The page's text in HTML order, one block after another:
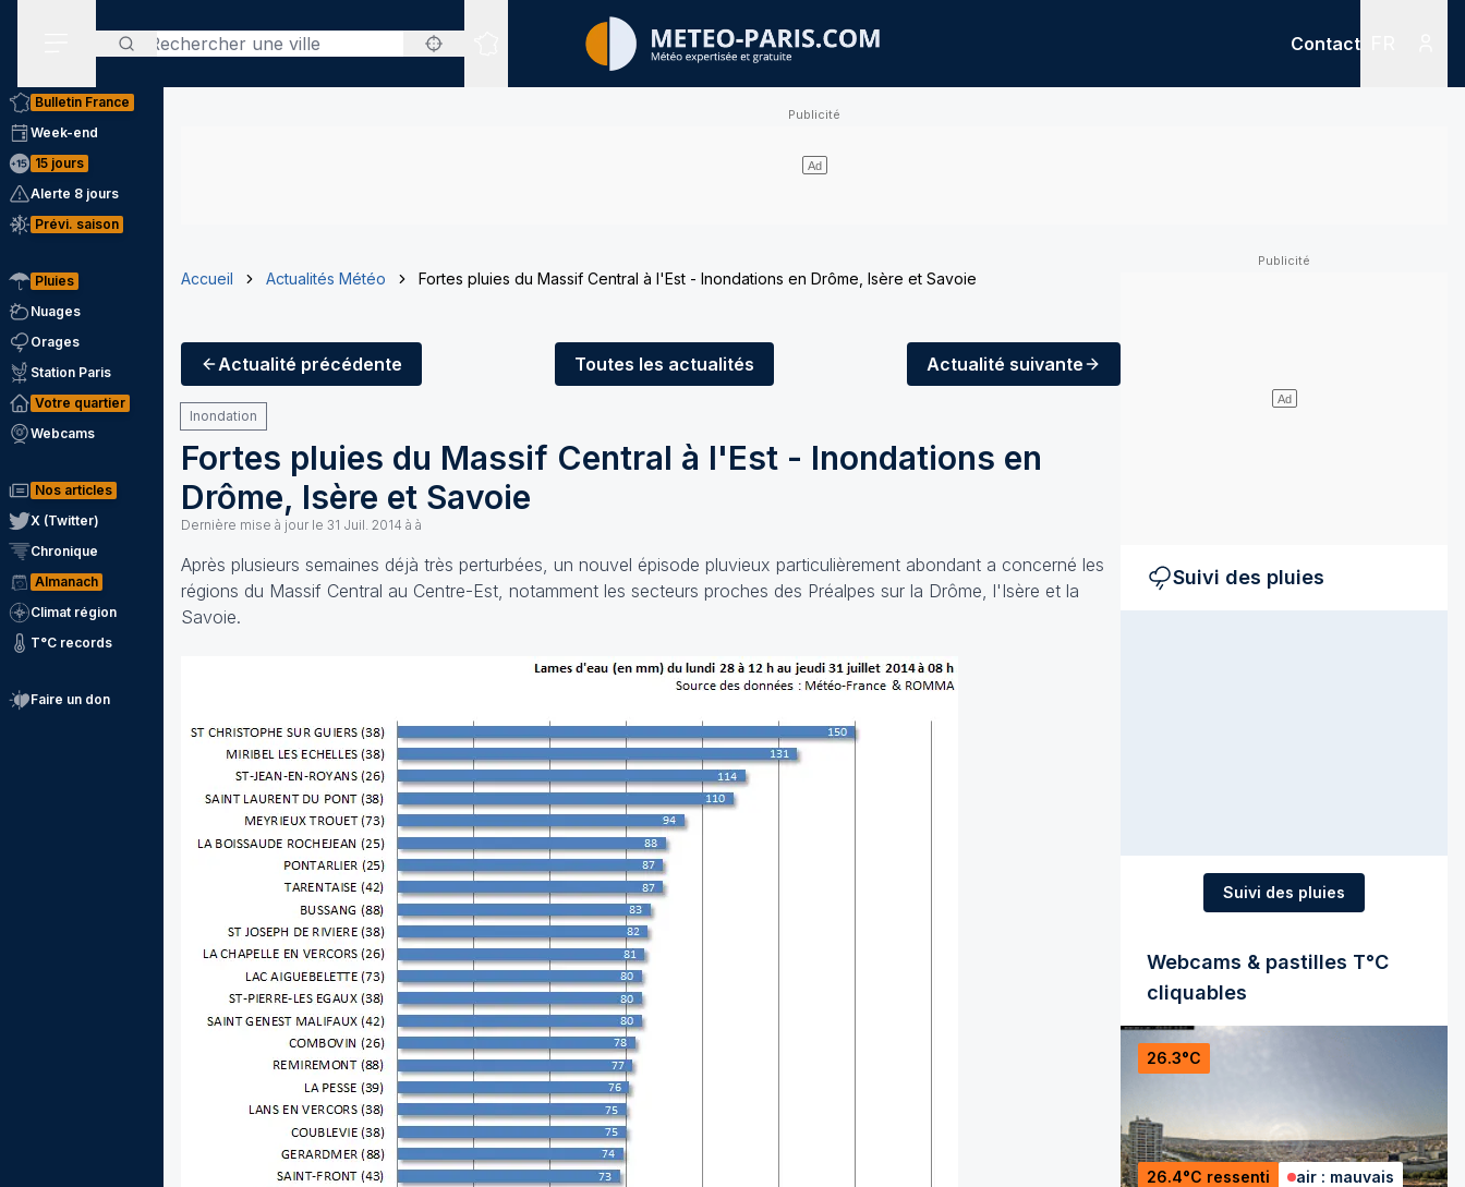
Rechercher
Sites expertisés
Contact
Bulletin France
Week-end
15 jours
Alerte 8 jours
Prévi. saison
Pluies
Nuages
Orages
Station Paris
Votre quartier
Webcams
Nos articles
X (Twitter)
Chronique
Almanach
Climat région
T°C records
Faire un don
Accueil Actualités Météo Fortes pluies du Massif Central à l'Est - Inondations en Drôme, Isère et Savoie
Actualité précédente Toutes les actualités Actualité suivante
Inondation
Fortes pluies du Massif Central à l'Est - Inondations en
Drôme, Isère et Savoie
Dernière mise à jour le 31 Juil. 2014 à à
Après plusieurs semaines déjà très perturbées, un nouvel épisode pluvieux particulièrement abondant a concerné les
régions du Massif Central au Centre-Est, notamment les secteurs proches des Préalpes sur la Drôme, l'Isère et la
Savoie.
Suivi des pluies
Suivi des pluies
Webcams & pastilles T°C
cliquables
26.3°C
26.4°C ressenti air : mauvais